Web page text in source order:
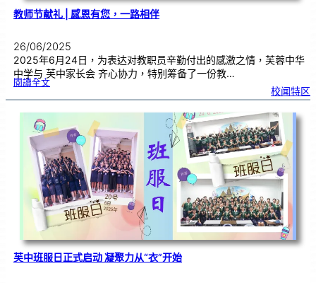
教师节献礼 | 感恩有您，一路相伴
26/06/2025
2025年6月24日，为表达对教职员辛勤付出的感激之情，芙蓉中华
中学与 芙中家长会 齐心协力，特别筹备了一份教…
閱讀全文:教
献
|感
有
您
，
一路
相
伴
校闻特区
芙中班服日正式启动 凝聚力从“衣”开始